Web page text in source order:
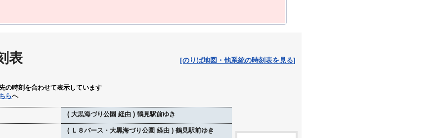
表 [のりば地図・他系統の時刻表を見る]
の時刻を合わせて表示しています
らへ
( 大黒海づり公園 経由 ) 鶴見駅前ゆき
( Ｌ８バース・大黒海づり公園 経由 ) 鶴見駅前ゆき